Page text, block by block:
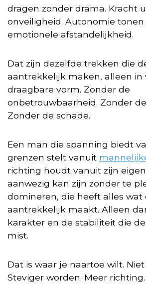
dragen zonder drama. Kracht
onveiligheid. Autonomie tonen
emotionele afstandelijkheid.
Dat zijn dezelfde trekken die
aantrekkelijk maken, alleen in
draagbare vorm. Zonder de
onbetrouwbaarheid. Zonder
Zonder de schade.
Een man die spanning biedt
grenzen stelt vanuit
richting houdt vanuit zijn
aanwezig kan zijn zonder te
domineren, die heeft alles wat
aantrekkelijk maakt. Alleen
karakter en de stabiliteit die
mist.
Dat is waar je naartoe wilt.
Steviger worden. Meer